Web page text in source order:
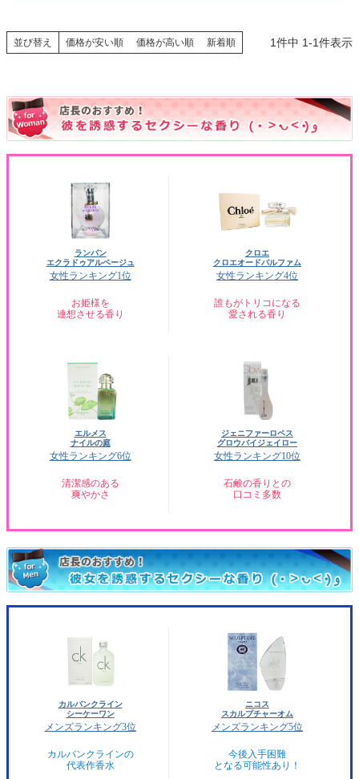
並び替え 価格が安い順 価格が高い順 新着順 1件中 1-1件表示
ランバン
エクラドゥアルページュ
女性ランキング1位
お姫様を
連想させる香り
クロエ
クロエオードパルファム
女性ランキング4位
誰もがトリコになる
愛される香り
エルメス
ナイルの庭
女性ランキング6位
清潔感のある
爽やかさ
ジェニファーロペス
グロウバイジェイロー
女性ランキング10位
石鹸の香りとの
口コミ多数
カルバンクライン
シーケーワン
メンズランキング3位
カルバンクラインの
代表作香水
ニコス
スカルプチャーオム
メンズランキング5位
今後入手困難
となる可能性あり！